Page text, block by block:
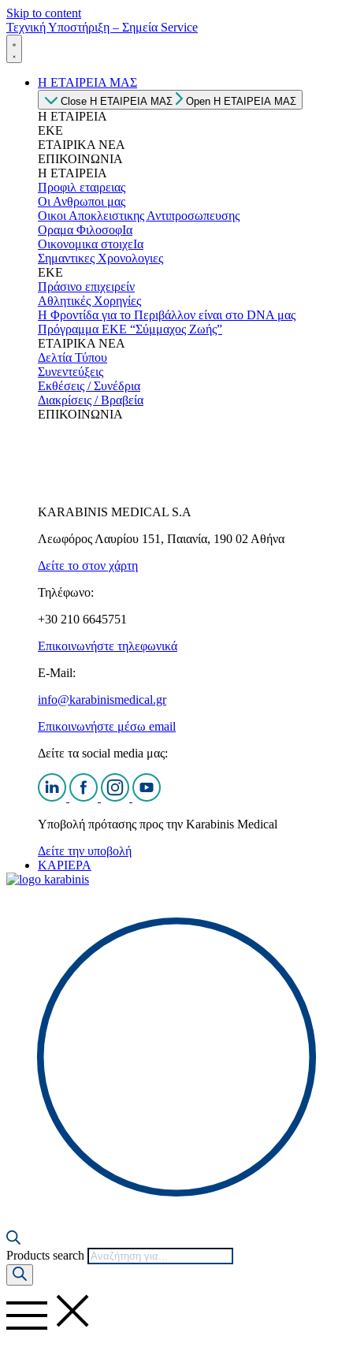
Skip to content
Τεχνική Υποστήριξη – Σημεία Service
Η ΕΤΑΙΡΕΙΑ ΜΑΣ
Close Η ΕΤΑΙΡΕΙΑ ΜΑΣ Open Η ΕΤΑΙΡΕΙΑ ΜΑΣ
Η ΕΤΑΙΡΕΙΑ
ΕΚΕ
ΕΤΑΙΡΙΚΑ ΝΕΑ
ΕΠΙΚΟΙΝΩΝΙΑ
Η ΕΤΑΙΡΕΙΑ
Προφιλ εταιρειας
Οι Ανθρωποι μας
Οικοι Αποκλειστικης Αντιπροσωπευσης
Οραμα ΦιλοσοφΙα
Οικονομικα στοιχεΙα
Σημαντικες Χρονολογιες
ΕΚΕ
Πράσινο επιχειρείν
Αθλητικές Χορηγίες
Η Φροντίδα για το Περιβάλλον είναι στο DNA μας
Πρόγραμμα ΕΚΕ “Σύμμαχος Ζωής”
ΕΤΑΙΡΙΚΑ ΝΕΑ
Δελτία Τύπου
Συνεντεύξεις
Εκθέσεις / Συνέδρια
Διακρίσεις / Βραβεία
ΕΠΙΚΟΙΝΩΝΙΑ
KARABINIS MEDICAL S.A
Λεωφόρος Λαυρίου 151, Παιανία, 190 02 Αθήνα
Δείτε το στον χάρτη
Τηλέφωνο:
+30 210 6645751
Επικοινωνήστε τηλεφωνικά
E-Mail:
info@karabinismedical.gr
Επικοινωνήστε μέσω email
Δείτε τα social media μας:
Υποβολή πρότασης προς την Karabinis Medical
Δείτε την υποβολή
ΚΑΡΙΕΡΑ
Products search